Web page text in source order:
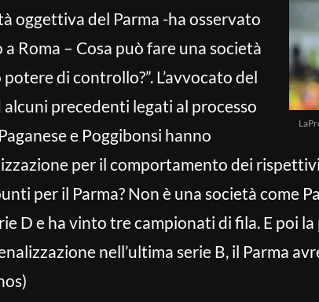
oggettiva del Parma -ha osservato
Roma – Cosa può fare una società
di controllo?”. L’avvocato del
precedenti legati al processo
e Poggibonsi hanno
per il comportamento dei rispettivi
per il Parma? Non è una società come
D e ha vinto tre campionati di fila. E poi
nell’ultima serie B, il Parma